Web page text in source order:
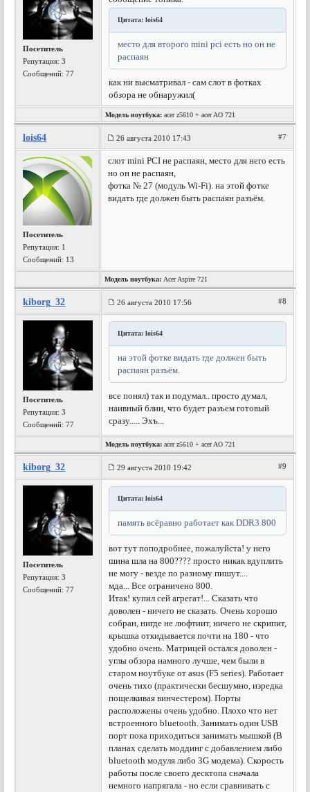
Посетитель
Репутация:3
Сообщений: 77
Цитата: lois64
место для второго mini pci есть но он не
распаян
как ни высматривал - сам слот в фотках
обзора не обнаружил(
Модель ноутбука: acer z5610 + acer AO 721
lois64 26 августа 2010 17:43 #7
Посетитель
Репутация: 1
Сообщений: 13
слот mini PCI не распаян, место для него есть
но он не распаян,
фотка № 27 (модуль Wi-Fi). на этой фотке
видать где должен быть распаян разъём.
Модель ноутбука: Acer Aspire 721
kiborg_32 26 августа 2010 17:56 #8
Посетитель
Репутация:3
Сообщений: 77
Цитата: lois64
на этой фотке видать где должен быть
распаян разъём.
все понял) так и подумал.. просто думал,
наивный блин, что будет разъем готовый
сразу..... Эхъ...
Модель ноутбука: acer z5610 + acer AO 721
kiborg_32 29 августа 2010 19:42 #9
Посетитель
Репутация:3
Сообщений: 77
Цитата: lois64
память всёравно работает как DDR3 800
вот тут поподробнее, пожалуйста! у него
шина шла на 800???? просто никак вдуплить
не могу - везде по разному пишут....
мда... Все ограничено 800.
Итак! купил сей агрегат!... Сказать что
доволен - ничего не сказать. Очень хорошо
собран, нигде не люфтиит, ничего не скрипит,
крышка откидывается почти на 180 - что
удобно очень. Матрицей остался доволен -
углы обзора намного лучше, чем были в
старом ноутбуке от asus (F5 series). Работает
очень тихо (практически бесшумно, изредка
пощелкивая винчестером). Порты
расположены очень удобно. Плохо что нет
встроенного bluetooth. Занимать один USB
порт пока приходиться занимать мышкой (В
планах сделать моддинг с добавлением либо
bluetooth модуля либо 3G модема). Скорость
работы после своего десктопа сначала
немного напрягала - но если сравнивать с